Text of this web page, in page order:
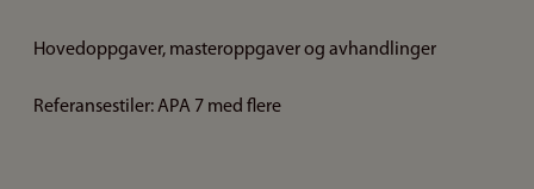
Hovedoppgaver, masteroppgaver og avhandlinger
Referansestiler: APA 7 med flere